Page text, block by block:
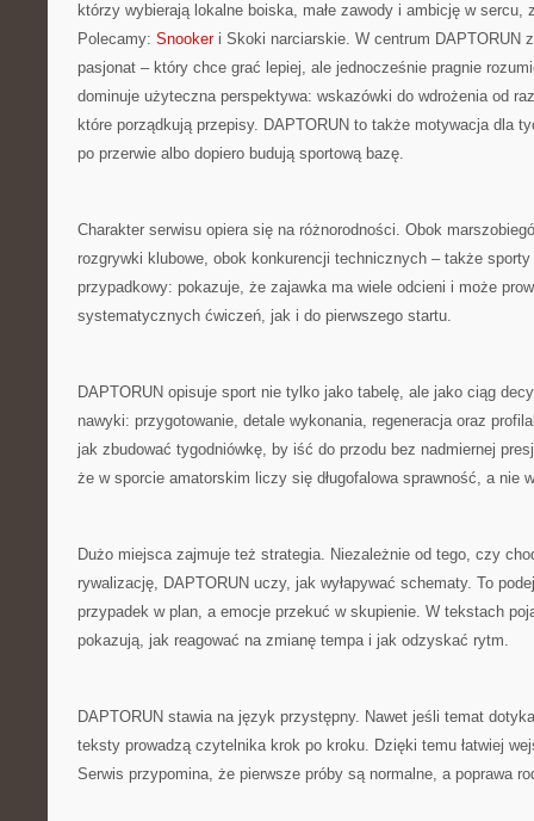
którzy wybierają lokalne boiska, małe zawody i ambicję w sercu,
Polecamy: Snookeri Skoki narciarskie. W centrum DAPTORUN
pasjonat – który chce grać lepiej, ale jednocześnie pragnie
dominuje użyteczna perspektywa: wskazówki do wdrożenia od
które porządkują przepisy. DAPTORUN to także motywacja dla
po przerwie albo dopiero budują sportową bazę.
Charakter serwisu opiera się na różnorodności. Obok
rozgrywki klubowe, obok konkurencji technicznych – także
przypadkowy: pokazuje, że zajawka ma wiele odcieni i może
systematycznych ćwiczeń, jak i do pierwszego startu.
DAPTORUN opisuje sport nie tylko jako tabelę, ale jako ciąg
nawyki: przygotowanie, detale wykonania, regeneracja oraz
jak zbudować tygodniówkę, by iść do przodu bez nadmiernej
że w sporcie amatorskim liczy się długofalowa sprawność, a nie
Dużo miejsca zajmuje też strategia. Niezależnie od tego, czy
rywalizację, DAPTORUN uczy, jak wyłapywać schematy. To
przypadek w plan, a emocje przekuć w skupienie. W tekstach
pokazują, jak reagować na zmianę tempa i jak odzyskać rytm.
DAPTORUN stawia na język przystępny. Nawet jeśli temat
teksty prowadzą czytelnika krok po kroku. Dzięki temu łatwiej
Serwis przypomina, że pierwsze próby są normalne, a poprawa